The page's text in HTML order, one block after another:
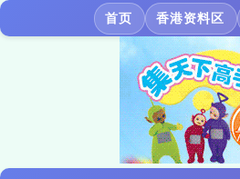
首页 香港资料区